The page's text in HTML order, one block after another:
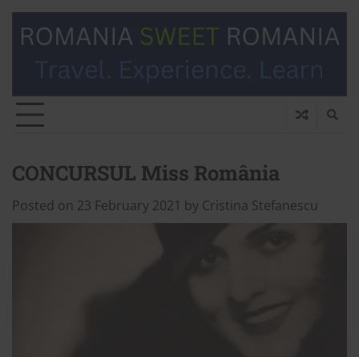
CONCURSUL Miss România
Posted on 23 February 2021 by Cristina Stefanescu